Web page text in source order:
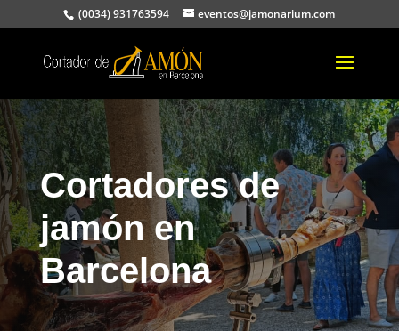
(0034) 931763594 eventos@jamonarium.com
Cortadores de
jamón en
Barcelona